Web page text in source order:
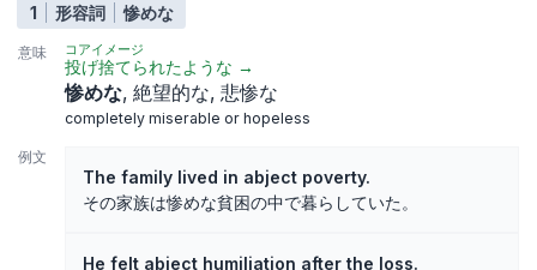
1 形容詞 惨めな
意味 コアイメージ
投げ捨てられたような →
惨めな 絶望的な 悲惨な
completely miserable or hopeless
例文
The family lived in abject poverty.
その家族は惨めな貧困の中で暮らしていた。
He felt abject humiliation after the loss.